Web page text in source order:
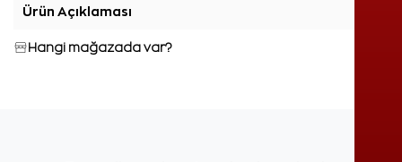
Ürün Açıklaması
Hangi mağazada var?